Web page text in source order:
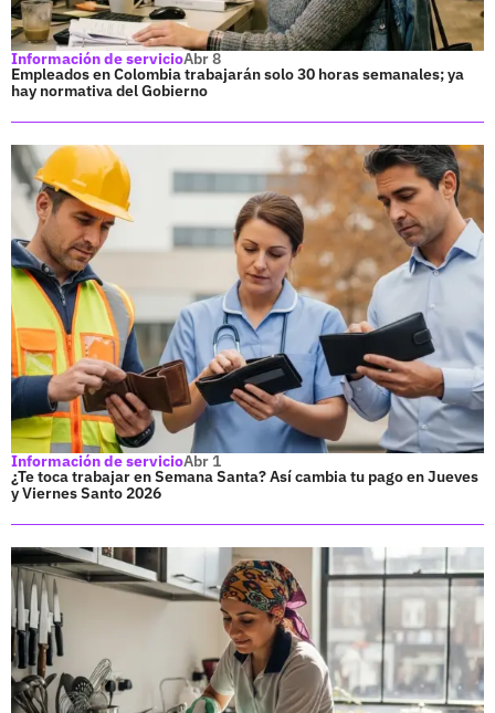
Información de servicioAbr 8
Empleados en Colombia trabajarán solo 30 horas semanales; ya
hay normativa del Gobierno
Información de servicioAbr 1
¿Te toca trabajar en Semana Santa? Así cambia tu pago en Jueves
y Viernes Santo 2026